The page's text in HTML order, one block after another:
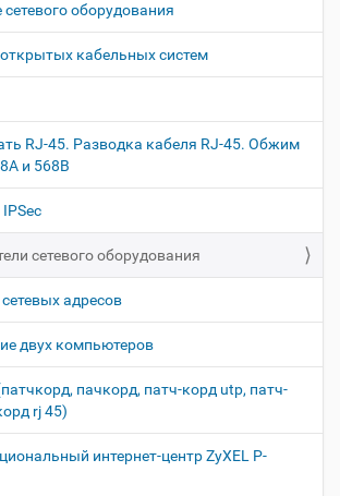
оборудования
кабельных систем
RJ-45. Разводка кабеля RJ-45. Обжим
и 568B
сетевого оборудования
адресов
двух компьютеров
пачкорд, патч-корд utp, патч-
rj 45)
интернет-центр ZyXEL P-